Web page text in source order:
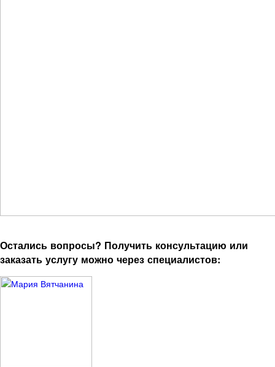
Остались вопросы? Получить консультацию или
заказать услугу можно через специалистов: